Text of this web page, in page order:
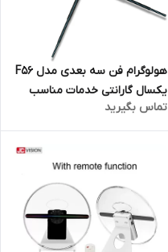
هولوگرام فن سه بعدی مدل F56
یکسال گارانتی خدمات مناسب
رستوران و کافی شاپ و مراکز
خرید
تماس بگیرید